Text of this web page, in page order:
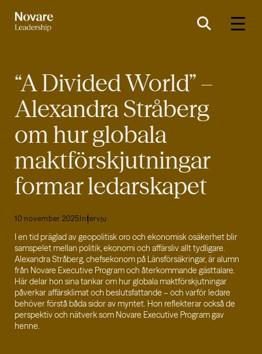
“A Divided World” –
Alexandra Stråberg
om hur globala
maktförskjutningar
formar ledarskapet
10 november 2025 Intervju
I en tid präglad av geopolitisk oro och ekonomisk osäkerhet blir
samspelet mellan politik, ekonomi och affärsliv allt tydligare.
Alexandra Stråberg, chefsekonom på Länsförsäkringar, är alumn
från Novare Executive Program och återkommande gästtalare.
Här delar hon sina tankar om hur globala maktförskjutningar
påverkar affärsklimat och beslutsfattande – och varför ledare
behöver förstå båda sidor av myntet. Hon reflekterar också de
perspektiv och nätverk som Novare Executive Program gav
henne.